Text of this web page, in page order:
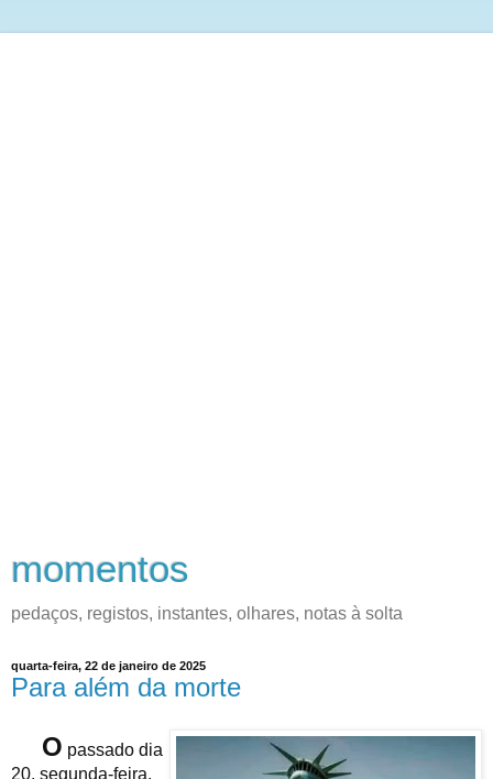
momentos
pedaços, registos, instantes, olhares, notas à solta
quarta-feira, 22 de janeiro de 2025
Para além da morte
O passado dia
20, segunda-feira,